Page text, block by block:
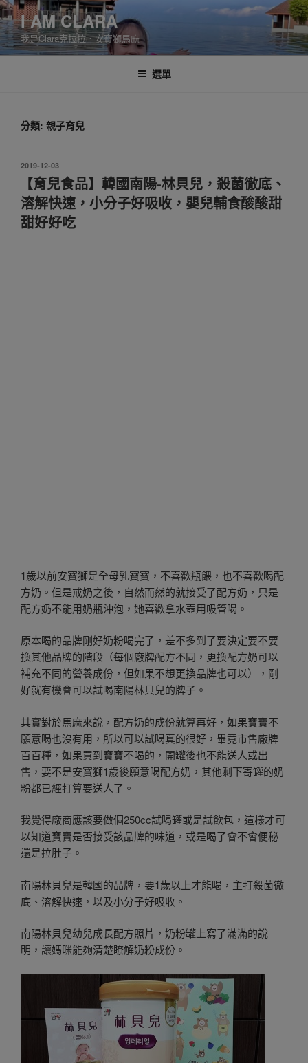
跳
至
主
要
I AM CLARA
我是Clara克拉拉．安寶獅馬麻
選單
分類: 親子育兒
發
2019-12-03
【育兒食品】韓國南陽-林貝兒，殺菌徹底、
溶解快速，小分子好吸收，嬰兒輔食酸酸甜
甜好好吃
1歲以前安寶獅是全母乳寶寶，不喜歡瓶餵，也不喜歡喝配
方奶。但是戒奶之後，自然而然的就接受了配方奶，只是
配方奶不能用奶瓶沖泡，她喜歡拿水壺用吸管喝。
原本喝的品牌剛好奶粉喝完了，差不多到了要決定要不要
換其他品牌的階段（每個廠牌配方不同，更換配方奶可以
補充不同的營養成份，但如果不想更換品牌也可以），剛
好就有機會可以試喝南陽林貝兒的牌子。
其實對於馬麻來說，配方奶的成份就算再好，如果寶寶不
願意喝也沒有用，所以可以試喝真的很好，畢竟市售廠牌
百百種，如果買到寶寶不喝的，開罐後也不能送人或出
售，要不是安寶獅1歲後願意喝配方奶，其他剩下寄罐的奶
粉都已經打算要送人了。
我覺得廠商應該要做個250cc試喝罐或是試飲包，這樣才可
以知道寶寶是否接受該品牌的味道，或是喝了會不會便秘
還是拉肚子。
南陽林貝兒是韓國的品牌，要1歲以上才能喝，主打殺菌徹
底、溶解快速，以及小分子好吸收。
南陽林貝兒幼兒成長配方照片，奶粉罐上寫了滿滿的說
明，讓媽咪能夠清楚瞭解奶粉成份。